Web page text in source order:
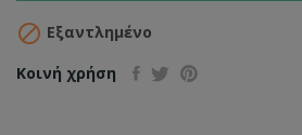
 Εξαντλημένο
Κοινή χρήση